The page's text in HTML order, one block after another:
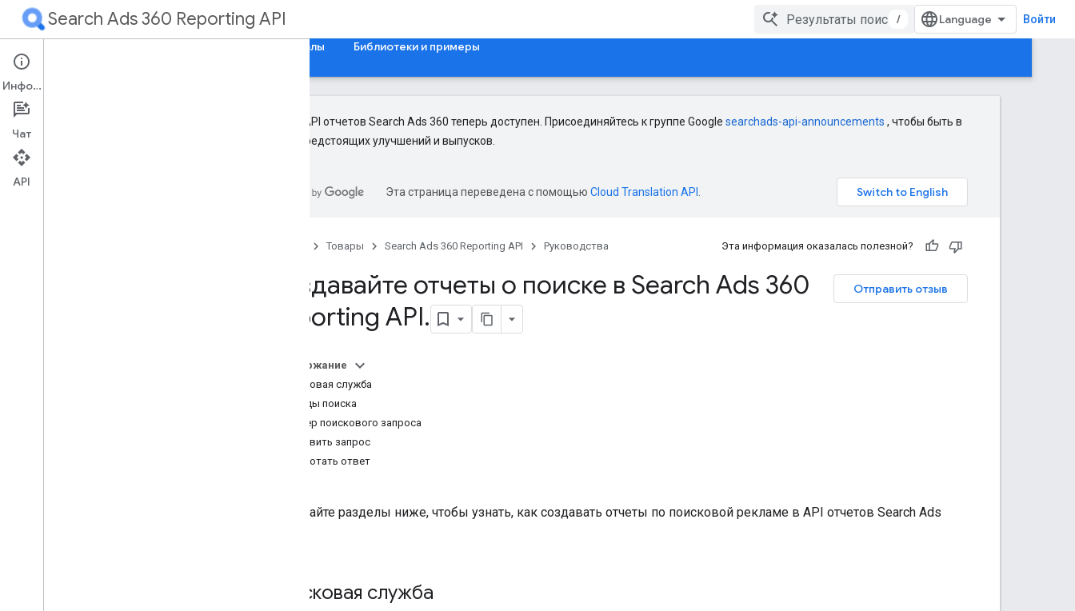
Search Ads 360 Reporting API / Войти
Справочные материалы Библиотеки и примеры
Обзор
Начать
Новый API отчетов Search Ads 360 теперь доступен. Присоединяйтесь к группе Google searchads-api-announcements , чтобы быть в
курсе предстоящих улучшений и выпусков.
Эта страница переведена с помощью Cloud Translation API
Товары Search Ads 360 Reporting API Руководства Эта информация оказалась полезной?
Отправить отзыв
Создавайте отчеты о поиске в Search Ads 360
Reporting API.
Содержание
Поисковая служба
Методы поиска
Пример поискового запроса
Отправить запрос
Обработать ответ
Прочитайте разделы ниже, чтобы узнать, как создавать отчеты по поисковой рекламе в API отчетов Search Ads
Поисковая служба
Информация
Чат
API